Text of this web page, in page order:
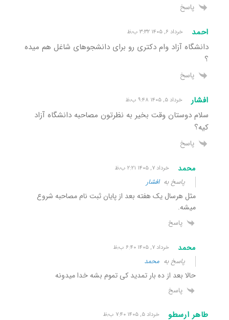
پاسخ
احمد خرداد ۶, ۱۴۰۵ ۳:۳۲ ب٫ظ
دانشگاه آزاد وام دکتری رو برای دانشجوهای شاغل هم میده
؟
پاسخ
افشار خرداد ۵, ۱۴۰۵ ۹:۴۸ ب٫ظ
سلام دوستان وقت بخیر به نظرتون مصاحبه دانشگاه آزاد
کیه؟
پاسخ
محمد خرداد ۷, ۱۴۰۵ ۲:۲۱ ب٫ظ
پاسخ بهافشار
مثل هرسال یک هفته بعد از پایان ثبت نام مصاحبه شروع
میشه.
پاسخ
محمد خرداد ۷, ۱۴۰۵ ۶:۴۰ ب٫ظ
پاسخ به محمد
حالا بعد از ده بار تمدید کی تموم بشه خدا میدونه
پاسخ
طاهر ارسطو خرداد ۵, ۱۴۰۵ ۷:۴۰ ب٫ظ